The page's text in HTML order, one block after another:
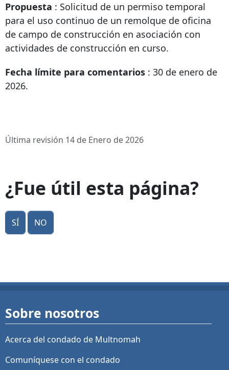
Propuesta : Solicitud de un permiso temporal
para el uso continuo de un remolque de oficina
de campo de construcción en asociación con
actividades de construcción en curso.
Fecha límite para comentarios : 30 de enero de
2026.
Última revisión 14 de Enero de 2026
¿Fue útil esta página?
Sí No
Sobre nosotros
Acerca del condado de Multnomah
Comuníquese con el condado